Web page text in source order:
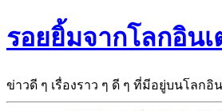
รอยยิ้มจากโลกอิน
ข่าวดี ๆ เรื่องราว ๆ ดี ๆ ที่มีอยู่บนโลก